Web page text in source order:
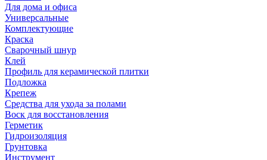
Для дома и офиса
Универсальные
Комплектующие
Краска
Сварочный шнур
Клей
Профиль для керамической плитки
Подложка
Крепеж
Средства для ухода за полами
Воск для восстановления
Герметик
Гидроизоляция
Грунтовка
Инструмент